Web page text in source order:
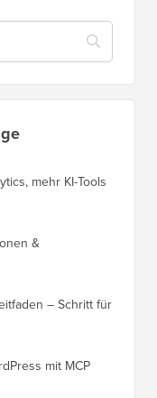
mehr KI-Tools
&
– Schritt für
mit MCP